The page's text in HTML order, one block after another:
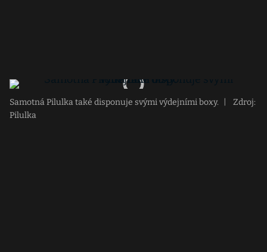
Samotná Pilulka také disponuje svými výdejními boxy.
Zdroj:
Pilulka